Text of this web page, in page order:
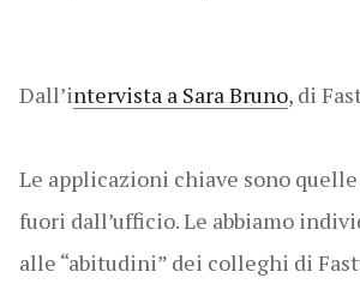
Dall’intervista a Sara Bruno, di
Le applicazioni chiave sono
fuori dall’ufficio. Le abbiamo
alle “abitudini” dei colleghi di